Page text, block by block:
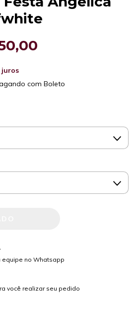
juros
com Boleto
equipe no Whatsapp
você realizar seu pedido